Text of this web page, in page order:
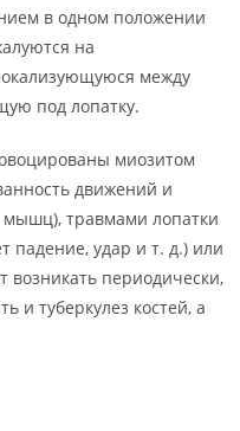
в одном положении
на
между
под лопатку.
миозитом
движений и
мышц), травмами лопатки
падение, удар и т. д.) или
возникать периодически,
и туберкулез костей, а